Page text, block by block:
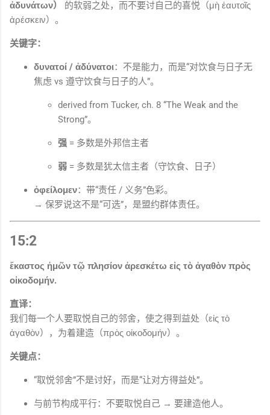
ἀδυνάτων）
的软弱之处，而不要讨自己的喜悦（μὴ ἑαυτοῖς
ἀρέσκειν）。
关键字：
δυνατοί / ἀδύνατοι：不是能力，而是“对饮食与日子无
焦虑 vs 遵守饮食与日子的人”。
derived from Tucker, ch. 8 “The Weak and the
Strong”。
强 = 多数是外邦信主者
弱 = 多数是犹太信主者（守饮食、日子）
ὀφείλομεν：带“责任 / 义务”色彩。
→ 保罗说这不是“可选”，是盟约群体责任。
15:2
ἕκαστος ἡμῶν τῷ πλησίον ἀρεσκέτω εἰς τὸ ἀγαθὸν πρὸς
οἰκοδομήν.
直译：
我们每一个人要取悦自己的邻舍，使之得到益处（εἰς τὸ
ἀγαθὸν），为着建造（πρὸς οἰκοδομήν）。
关键点：
“取悦邻舍”不是讨好，而是“让对方得益处”。
与前节构成平行：不要取悦自己 → 要建造他人。